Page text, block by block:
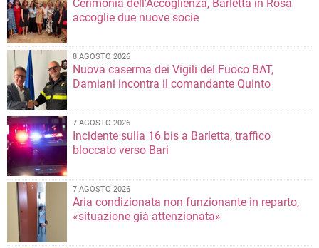
Cerimonia dell'Accoglienza, Barletta in Rosa
accoglie due nuove socie
8 AGOSTO 2026
Nuova caserma dei Vigili del Fuoco BAT,
Damiani incontra il comandante Quinto
7 AGOSTO 2026
Incidente sulla 16 bis a Barletta, traffico
bloccato verso Bari
7 AGOSTO 2026
Aria condizionata non funzionante in reparto,
«situazione già attenzionata»